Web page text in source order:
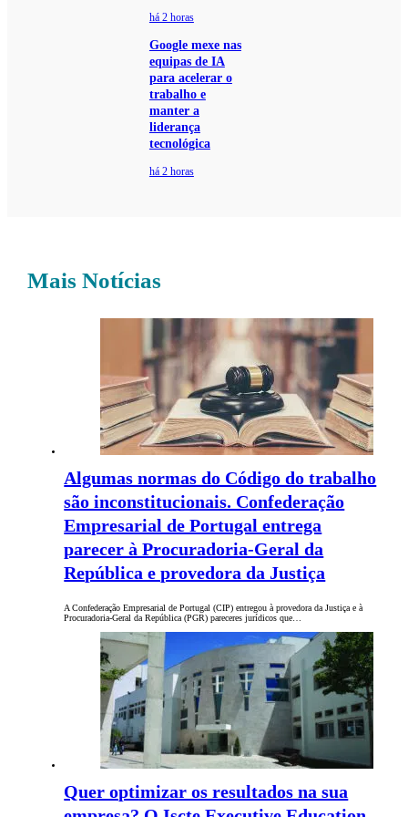
há 2 horas
Google mexe nas
equipas de IA
para acelerar o
trabalho e
manter a
liderança
tecnológica
há 2 horas
Mais Notícias
Algumas normas do Código do trabalho
são inconstitucionais. Confederação
Empresarial de Portugal entrega
parecer à Procuradoria-Geral da
República e provedora da Justiça
A Confederação Empresarial de Portugal (CIP) entregou à provedora da Justiça e à
Procuradoria-Geral da República (PGR) pareceres jurídicos que…
Quer optimizar os resultados na sua